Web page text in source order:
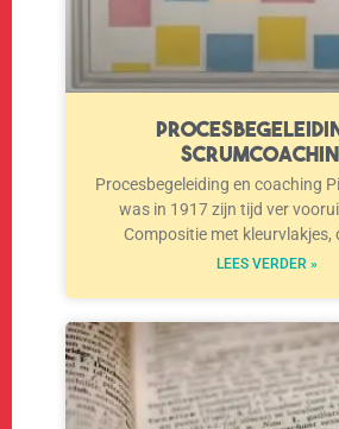
Procesbegeleiding en coaching
was in 1917 zijn tijd ver
Compositie met kleurvlakjes,
LEES VERDER »